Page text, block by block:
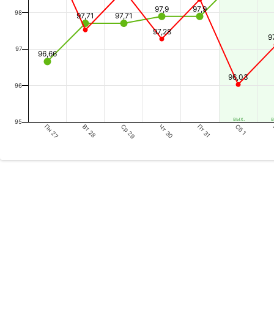
вых.
96,66
97,71 97,71
97,9 97,9
97,28
96,03
Пн 27 Вт 28 Ср 29 Чт 30 Пт 31 Сб 1
95
96
97
98